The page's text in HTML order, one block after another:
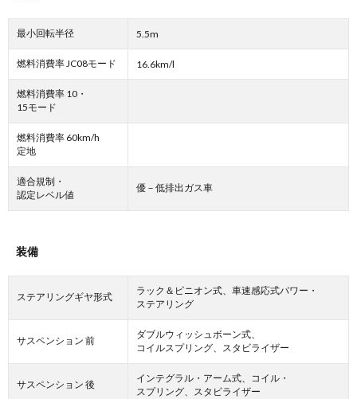
最小回転半径 5.5m
燃料消費率 JC08モード 16.6km/l
燃料消費率 10・
15モード
燃料消費率 60km/h
定地
適合規制・
認定レベル値
優－低排出ガス車
装備
ステアリングギヤ形式
ラック＆ピニオン式、車速感応式パワー・
ステアリング
サスペンション 前
ダブルウィッシュボーン式、
コイルスプリング、スタビライザー
サスペンション 後
インテグラル・アーム式、コイル・
スプリング、スタビライザー